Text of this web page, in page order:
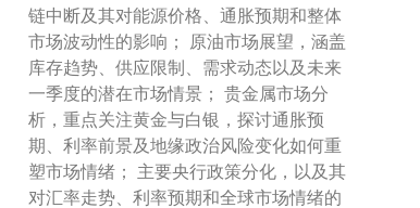
链中断及其对能源价格、通胀预期和整体
市场波动性的影响； 原油市场展望，涵盖
库存趋势、供应限制、需求动态以及未来
一季度的潜在市场情景； 贵金属市场分
析，重点关注黄金与白银，探讨通胀预
期、利率前景及地缘政治风险变化如何重
塑市场情绪； 主要央行政策分化，以及其
对汇率走势、利率预期和全球市场情绪的